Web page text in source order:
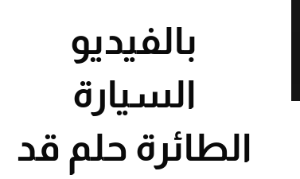
بالفيديو
السيارة
الطائرة حلم قد